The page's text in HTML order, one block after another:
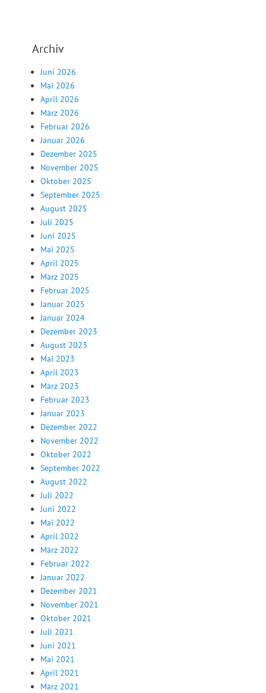
Archiv
Juni 2026
Mai 2026
April 2026
März 2026
Februar 2026
Januar 2026
Dezember 2025
November 2025
Oktober 2025
September 2025
August 2025
Juli 2025
Juni 2025
Mai 2025
April 2025
März 2025
Februar 2025
Januar 2025
Januar 2024
Dezember 2023
August 2023
Mai 2023
April 2023
März 2023
Februar 2023
Januar 2023
Dezember 2022
November 2022
Oktober 2022
September 2022
August 2022
Juli 2022
Juni 2022
Mai 2022
April 2022
März 2022
Februar 2022
Januar 2022
Dezember 2021
November 2021
Oktober 2021
Juli 2021
Juni 2021
Mai 2021
April 2021
März 2021